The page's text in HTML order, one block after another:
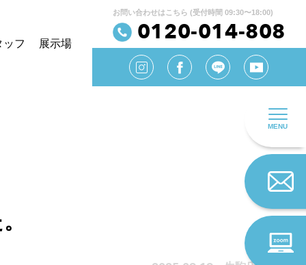
ッフ 展示場
お問い合わせはこちら (受付時間 09:30〜18:00)
0120-014-808
MENU